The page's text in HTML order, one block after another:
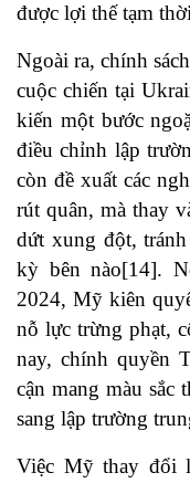
được lợi thế tạm
Ngoài ra, chính
cuộc chiến tại
kiến một bước
điều chỉnh lập
còn đề xuất các
rút quân, mà thay
dứt xung đột,
kỳ bên nào[14].
2024, Mỹ kiên
nỗ lực trừng phạt,
nay, chính quyền
cận mang màu sắc
sang lập trường
Việc Mỹ thay đổi